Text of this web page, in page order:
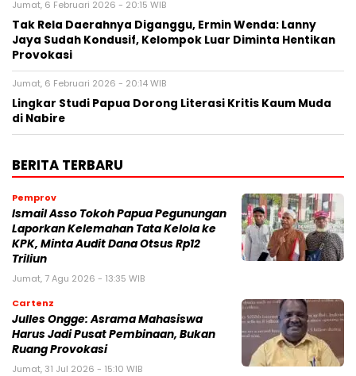
Jumat, 6 Februari 2026 - 20:15 WIB
Tak Rela Daerahnya Diganggu, Ermin Wenda: Lanny
Jaya Sudah Kondusif, Kelompok Luar Diminta Hentikan
Provokasi
Jumat, 6 Februari 2026 - 20:14 WIB
Lingkar Studi Papua Dorong Literasi Kritis Kaum Muda
di Nabire
BERITA TERBARU
Pemprov
Ismail Asso Tokoh Papua Pegunungan
Laporkan Kelemahan Tata Kelola ke
KPK, Minta Audit Dana Otsus Rp12
Triliun
Jumat, 7 Agu 2026 - 13:35 WIB
Cartenz
Julles Ongge: Asrama Mahasiswa
Harus Jadi Pusat Pembinaan, Bukan
Ruang Provokasi
Jumat, 31 Jul 2026 - 15:10 WIB